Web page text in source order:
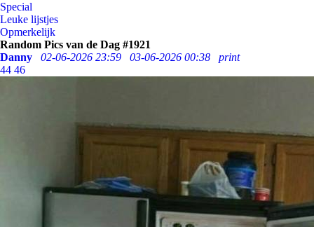
Special
Leuke lijstjes
Opmerkelijk
Random Pics van de Dag #1921
Danny
02-06-2026 23:59 03-06-2026 00:38
print
44 46